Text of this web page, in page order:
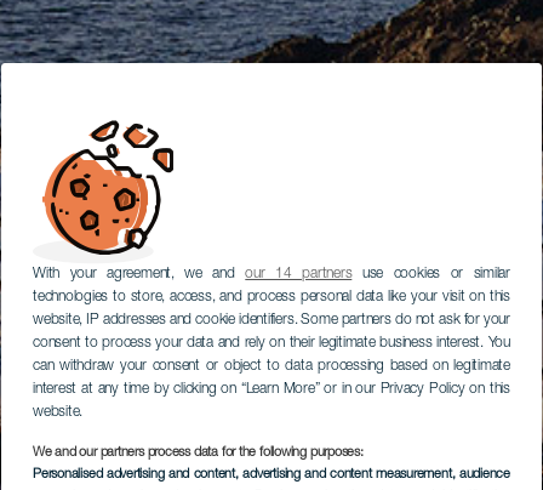
With your agreement, we andour 14 partnersuse cookies or similar
technologies to store, access, and process personal data like your visit on this
website, IP addresses and cookie identifiers. Some partners do not ask for your
consent to process your data and rely on their legitimate business interest. You
can withdraw your consent or object to data processing based on legitimate
interest at any time by clicking on “Learn More” or in our Privacy Policy on this
website.
We and our partners process data for the following purposes:
Personalised advertising and content, advertising and content measurement, audience